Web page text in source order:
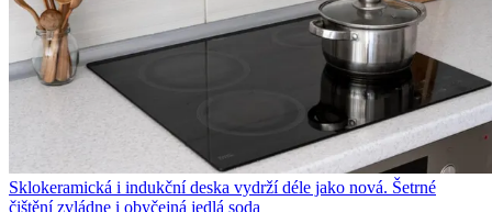
Sklokeramická i indukční deska vydrží déle jako nová. Šetrné
čištění zvládne i obyčejná jedlá soda